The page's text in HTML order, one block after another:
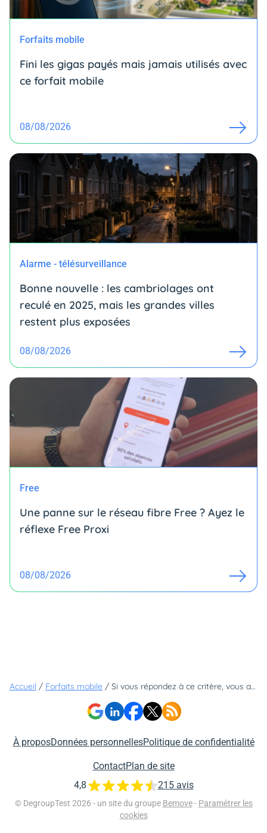
Forfaits mobile
Fini les gigas payés mais jamais utilisés avec
ce forfait mobile
08/08/2026
Alarme - télésurveillance
Bonne nouvelle : les cambriolages ont
reculé en 2025, mais les grandes villes
restent plus exposées
08/08/2026
Free
Une panne sur le réseau fibre Free ? Ayez le
réflexe Free Proxi
08/08/2026
Accueil / Forfaits mobile / Si vous répondez à ce critère, vous avez le droit à un forfait gratuit chez Free Mobile
À proposDonnées personnellesPolitique de confidentialité
ContactPlan de site
© DegroupTest 2026 - un site du groupe Bemove - Paramétrer les
cookies
4,8 215 avis